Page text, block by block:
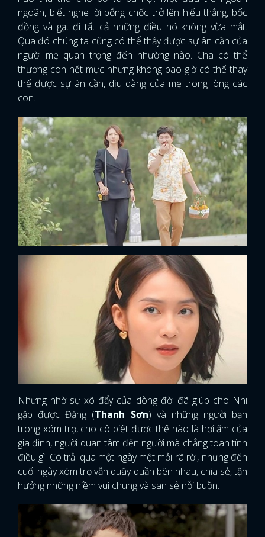
FACEBOOK GOOGLE
ngoãn, biết nghe lời bỗng chốc trở lên hiếu thắng, bốc
đồng và gạt đi tất cả những điều nó không vừa mắt.
Qua đó chúng ta cũng có thể thấy được sự ân cần của
người mẹ quan trọng đến nhường nào. Cha có thể
thương con hết mực nhưng không bao giờ có thể thay
thế được sự ân cần, dịu dàng của mẹ trong lòng các
con.
Nhưng nhờ sự xô đẩy của dòng đời đã giúp cho Nhi
gặp được Đăng (Thanh Sơn) và những người bạn
trong xóm trọ, cho cô biết được thế nào là hơi ấm của
gia đình, người quan tâm đến người mà chẳng toan tính
điều gì. Có trải qua một ngày mệt mỏi rã rời, nhưng đến
cuối ngày xóm trọ vẫn quây quần bên nhau, chia sẻ, tận
hưởng những niềm vui chung và san sẻ nỗi buồn.